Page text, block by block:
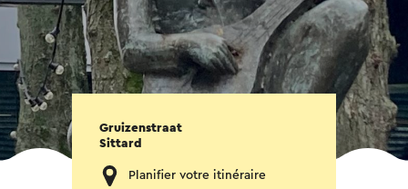
Gruizenstraat
Sittard
Planifier votre itinéraire